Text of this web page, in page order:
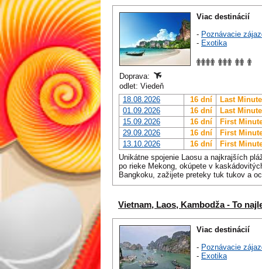
Viac destinácií
- Poznávacie
- Exotika
Doprava:
odlet: Viedeň
18.08.2026
16 dní Last Minute
01.09.2026
16 dní Last Minute
15.09.2026
16 dní First
29.09.2026
16 dní First
13.10.2026
16 dní First
Unikátne spojenie Laosu a najkrajších
po rieke Mekong, okúpete v
Bangkoku, zažijete preteky tuk tukov a
Vietnam, Laos, Kambodža - To
Viac destinácií
- Poznávacie
- Exotika